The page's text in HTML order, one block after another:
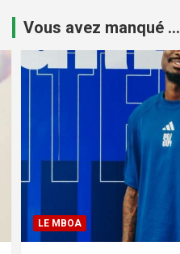
Vous avez manqué ...
LE MBOA